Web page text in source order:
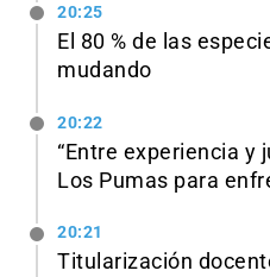
20:25
El 80 % de las
mudando
20:22
“Entre experiencia y
Los Pumas para
20:21
Titularización